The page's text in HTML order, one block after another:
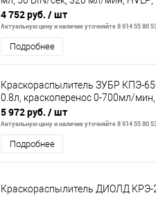
4 752 руб. / шт
Актуальную цену и наличие уточняйте 8 914 55 80
Подробнее
Краскораспылитель ЗУБР КПЭ-
0.8л, краскоперенос 0-700мл/
5 972 руб. / шт
Актуальную цену и наличие уточняйте 8 914 55 80
Подробнее
Краскораспылитель ДИОЛД КРЭ-